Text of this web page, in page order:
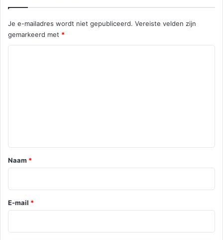
Je e-mailadres wordt niet gepubliceerd. Vereiste velden zijn
gemarkeerd met *
*
Naam *
E-mail *